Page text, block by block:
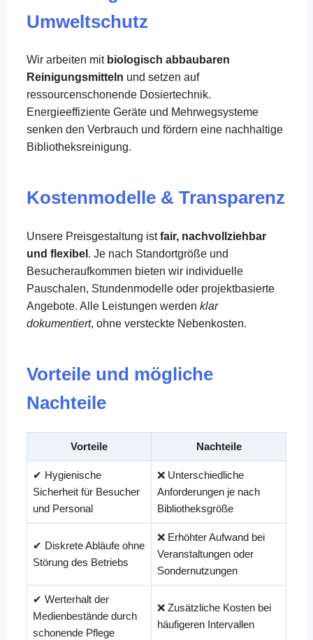
Umweltschutz
Wir arbeiten mit biologisch abbaubaren
Reinigungsmitteln und setzen auf
ressourcenschonende Dosiertechnik.
Energieeffiziente Geräte und Mehrwegsysteme
senken den Verbrauch und fördern eine nachhaltige
Bibliotheksreinigung.
Kostenmodelle & Transparenz
Unsere Preisgestaltung istfair, nachvollziehbar
und flexibel . Je nach Standortgröße und
Besucheraufkommen bieten wir individuelle
Pauschalen, Stundenmodelle oder projektbasierte
Angebote. Alle Leistungen werden klar
dokumentiert, ohne versteckte Nebenkosten.
Vorteile und mögliche
Nachteile
Vorteile Nachteile
✔ Hygienische
Sicherheit für Besucher
und Personal
❌ Unterschiedliche
Anforderungen je nach
Bibliotheksgröße
✔ Diskrete Abläufe ohne
Störung des Betriebs
❌ Erhöhter Aufwand bei
Veranstaltungen oder
Sondernutzungen
✔ Werterhalt der
Medienbestände durch
schonende Pflege
❌ Zusätzliche Kosten bei
häufigeren Intervallen